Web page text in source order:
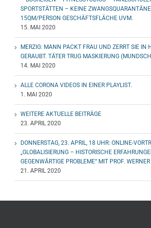
SPORTSTÄTTEN – KEINE
15QM/PERSON GESCHÄFTSFLÄCHE UVM.
15. MAI 2020
MERZIG: MANN PACKT FRAU UND ZERRT SIE IN
GERAUBT. TÄTER TRUG MASKIERUNG
14. MAI 2020
ALLE CORONA VIDEOS IN EINER PLAYLIST.
1. MAI 2020
WEITERE AKTUELLE BEITRÄGE
23. APRIL 2020
DONNERSTAG, 23. APRIL, 18 UHR: ONLINE-
„GLOBALISIERUNG – HISTORISCHE
GEGENWÄRTIGE PROBLEME“ MIT PROF.
21. APRIL 2020